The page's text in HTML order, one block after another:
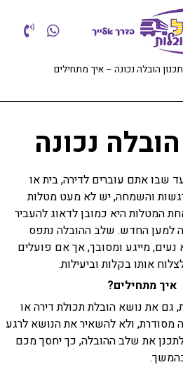
תכנון הובלה נכונה – איך מתחילים
נכונה
שבו אתם עוברים לדירה, בית או
והשמחה, יש לא מעט מטלות
המטלות היא כמובן לדאוג להעביר
למען החדש. שלב ההובלה נתפס
מייגע ומסובך, אך אם פועלים
אותו בקלות וביעילות.
איך מתחילים?
גם את נושא הובלת תכולת דירה או
מסודרת, ולא להשאיר את הנושא לרגע
את שלב ההובלה, כך יחסך מכם